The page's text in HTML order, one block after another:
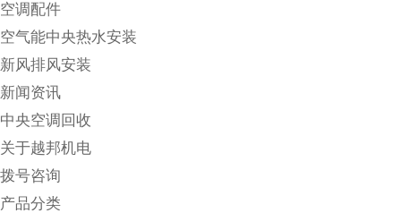
空调配件
空气能中央热水安装
新风排风安装
新闻资讯
中央空调回收
关于越邦机电
拨号咨询
产品分类